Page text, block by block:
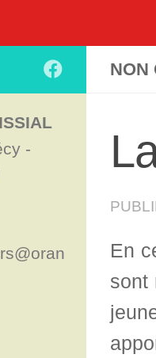
NON
En
sont
-